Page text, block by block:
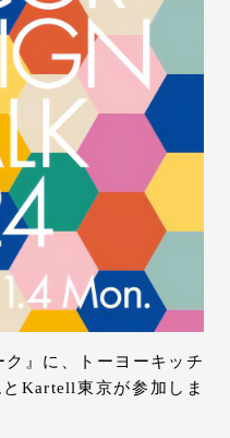
ク』に、トーヨーキッチ
Kartell東京が参加しま